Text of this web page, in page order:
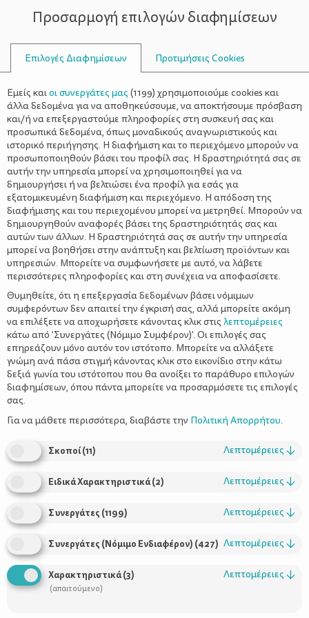
ΣΥΜΒΟΥΛΟΙ
ΑΠΌ ΚΟΙΝΟΎ ΛΎΣΕΙΣ
Όταν ο μπαμπάς και η μαμά έχουν
διαφορετική γνώμη–Τα αντιφατικά
Χρήσιμοι Σύνδεσμοι
Προσαρμογή επιλογών διαφημίσεων
Επιλογές Διαφημίσεων Προτιμήσεις Cookies
Εμείς καιοι συνεργάτες μας (1199) χρησιμοποιούμε cookies και
άλλα δεδομένα για να αποθηκεύσουμε, να αποκτήσουμε πρόσβαση
και/ή να επεξεργαστούμε πληροφορίες στη συσκευή σας και
προσωπικά δεδομένα, όπως μοναδικούς αναγνωριστικούς και
ιστορικό περιήγησης. Η διαφήμιση και το περιεχόμενο μπορούν να
προσωποποιηθούν βάσει του προφίλ σας. Η δραστηριότητά σας σε
αυτήν την υπηρεσία μπορεί να χρησιμοποιηθεί για να
δημιουργήσει ή να βελτιώσει ένα προφίλ για εσάς για
εξατομικευμένη διαφήμιση και περιεχόμενο. Η απόδοση της
διαφήμισης και του περιεχομένου μπορεί να μετρηθεί. Μπορούν να
δημιουργηθούν αναφορές βάσει της δραστηριότητάς σας και
αυτών των άλλων. Η δραστηριότητά σας σε αυτήν την υπηρεσία
μπορεί να βοηθήσει στην ανάπτυξη και βελτίωση προϊόντων και
υπηρεσιών. Μπορείτε να συμφωνήσετε με αυτό, να λάβετε
περισσότερες πληροφορίες και στη συνέχεια να αποφασίσετε.
Θυμηθείτε, ότι η επεξεργασία δεδομένων βάσει νόμιμων
συμφερόντων δεν απαιτεί την έγκρισή σας, αλλά μπορείτε ακόμη
να επιλέξετε να αποχωρήσετε κάνοντας κλικ στις λεπτομέρειες
κάτω από 'Συνεργάτες (Νόμιμο Συμφέρον)'. Οι επιλογές σας
επηρεάζουν μόνο αυτόν τον ιστότοπο. Μπορείτε να αλλάξετε
γνώμη ανά πάσα στιγμή κάνοντας κλικ στο εικονίδιο στην κάτω
δεξιά γωνία του ιστότοπου που θα ανοίξει το παράθυρο επιλογών
διαφημίσεων, όπου πάντα μπορείτε να προσαρμόσετε τις επιλογές
σας.
Για να μάθετε περισσότερα, διαβάστε την Πολιτική Απορρήτου.
Σκοποί(11) Λεπτομέρειες ↓
Ειδικά Χαρακτηριστικά(2) Λεπτομέρειες ↓
Συνεργάτες (1199) Λεπτομέρειες ↓
Συνεργάτες (Νόμιμο Ενδιαφέρον) (427) Λεπτομέρειες ↓
Χαρακτηριστικά(3)
(απαιτούμενο)
Λεπτομέρειες ↓